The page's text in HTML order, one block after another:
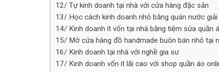
12/ Tự kinh doanh tại nhà với cửa hàng đặc sản
13/ Học cách kinh doanh nhỏ bằng quán nước
14/ Kinh doanh ít vốn tại nhà bằng tiệm sửa quần
15/ Mở cửa hàng đồ handmade buôn bán nhỏ tại
16/ Kinh doanh tại nhà với nghề gia sư
17/ Kinh doanh vốn ít lãi cao với shop quần áo